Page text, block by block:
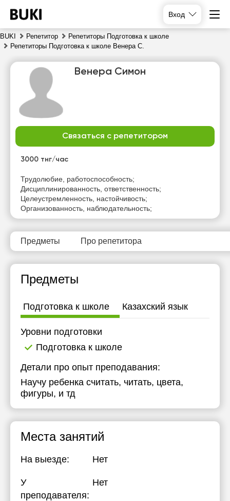
Вход
BUKI Репетитор
Репетиторы Подготовка к школе
Репетиторы Подготовка к школе Венера С.
Венера Симон
Связаться с репетитором
3000 тнг/час
Трудолюбие, работоспособность;
Дисциплинированность, ответственность;
Целеустремленность, настойчивость;
Организованность, наблюдательность;
Предметы Про репетитора
Предметы
Подготовка к школе Казахский язык
Уровни подготовки
Подготовка к школе
Детали про опыт преподавания:
Научу ребенка считать, читать, цвета,
фигуры, и тд
Места занятий
На выезде: Нет
У
преподавателя:
Нет
вс
пн
Нет
свободных
часов
Нет
свободных
часов
свободных
часов